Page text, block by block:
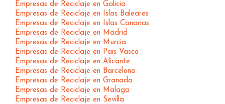
Empresas de Reciclaje en Galicia
Empresas de Reciclaje en Islas Baleares
Empresas de Reciclaje en Islas Canarias
Empresas de Reciclaje en Madrid
Empresas de Reciclaje en Murcia
Empresas de Reciclaje en Pais Vasco
Empresas de Reciclaje en Alicante
Empresas de Reciclaje en Barcelona
Empresas de Reciclaje en Granada
Empresas de Reciclaje en Malaga
Empresas de Reciclaje en Sevilla